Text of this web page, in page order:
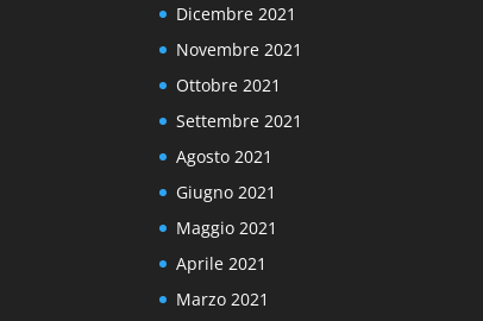
Dicembre 2021
Novembre 2021
Ottobre 2021
Settembre 2021
Agosto 2021
Giugno 2021
Maggio 2021
Aprile 2021
Marzo 2021